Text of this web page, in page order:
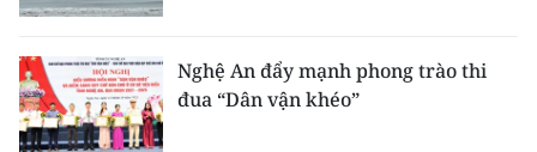
Nghệ An đẩy mạnh phong trào thi
đua “Dân vận khéo”